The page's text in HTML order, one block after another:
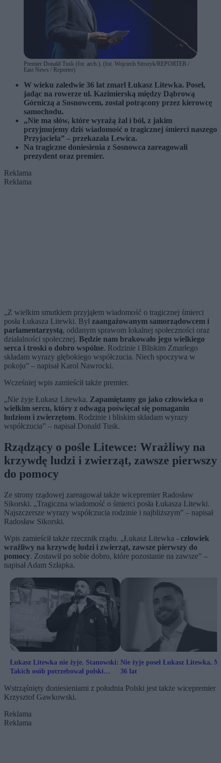
Premier Donald Tusk (fot. arch.). (fot. Wojciech Strozyk/REPORTER /
East News / Reporter)
W wieku zaledwie 36 lat zmarł Łukasz Litewka. Poseł,
jadąc na rowerze ul. Kazimierską między Dąbrową
Górniczą a Sosnowcem, został potrącony przez kierowcę
samochodu.
„Nie ma słów, które wyrażą żal i ból, z jakim
przyjmujemy dziś wiadomość o tragicznej śmierci naszego
Przyjaciela” – przekazała Lewica.
Na tragiczne doniesienia z Sosnowca zareagowali
prezydent oraz premier.
Reklama
Reklama
„Z wielkim smutkiem przyjąłem wiadomość o tragicznej śmierci
posła Łukasza Litewki. Był zaangażowanym samorządowcem i
parlamentarzystą, oddanym sprawom lokalnej społeczności oraz
działalności społecznej. Będzie nam brakowało jego wielkiego
serca i troski o dobro wspólne. Rodzinie i Bliskim Zmarłego
składam wyrazy głębokiego współczucia. Niech spoczywa w
pokoju” – napisał Karol Nawrocki.
Wcześniej wpis zamieścił także premier.
„Nie żyje Łukasz Litewka. Zapamiętamy go jako człowieka o
wielkim sercu, który z odwagą poświęcał się pomaganiu
ludziom i zwierzętom. Rodzinie i bliskim składam wyrazy
współczucia” – napisał Donald Tusk.
Rządzący o pośle Litewce: Wrażliwy na
krzywdę ludzi i zwierząt, zawsze pierwszy
do pomocy
Ze strony rządowej zareagował także wicepremier Radosław
Sikorski. „Tragiczna wiadomość o śmierci posła Łukasza Litewki.
Najszczersze wyrazy współczucia rodzinie i najbliższym” – napisał
Radosław Sikorski.
Wpis zamieścił także rzecznik rządu. „Łukasz Litewka - człowiek
wrażliwy na krzywdę ludzi i zwierząt, zawsze pierwszy do
pomocy. Zostawił po sobie dobro, które pozostanie na zawsze” –
napisał Adam Szłapka.
Łukasz Litewka nie żyje. Stanowski:
Takich osób potrzebował polski
Nie żyje poseł Łukasz Litewka.
36 lat
Wstrząśnięty doniesieniami z południa Polski jest także wicepremier
Krzysztof Gawkowski.
Reklama
Reklama